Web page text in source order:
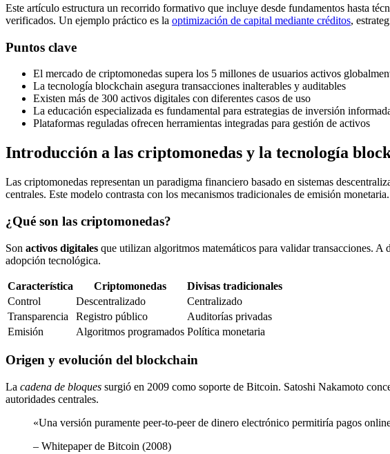
Este artículo estructura un recorrido formativo que incluye desde fundamentos hasta
verificados. Un ejemplo práctico es la optimización de capital mediante créditos,
Puntos clave
El mercado de criptomonedas supera los 5 millones de usuarios activos
La tecnología blockchain asegura transacciones inalterables y auditables
Existen más de 300 activos digitales con diferentes casos de uso
La educación especializada es fundamental para estrategias de inversión
Plataformas reguladas ofrecen herramientas integradas para gestión de activos
Introducción a las criptomonedas y la tecnología
Las criptomonedas representan un paradigma financiero basado en sistemas
centrales. Este modelo contrasta con los mecanismos tradicionales de emisión monetaria.
¿Qué son las criptomonedas?
Son activos digitales que utilizan algoritmos matemáticos para validar transacciones.
adopción tecnológica.
Característica Criptomonedas
Divisas tradicionales
Control
Descentralizado
Centralizado
Transparencia
Registro público
Auditorías privadas
Emisión
Algoritmos programados Política monetaria
Origen y evolución del blockchain
La cadena de bloques surgió en 2009 como soporte de Bitcoin. Satoshi Nakamoto
autoridades centrales.
«Una versión puramente peer-to-peer de dinero electrónico permitiría pagos
– Whitepaper de Bitcoin (2008)